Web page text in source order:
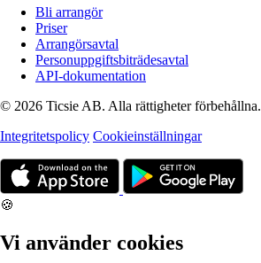
Bli arrangör
Priser
Arrangörsavtal
Personuppgiftsbiträdesavtal
API-dokumentation
© 2026 Ticsie AB. Alla rättigheter förbehållna.
Integritetspolicy Cookieinställningar
🍪
Vi använder cookies